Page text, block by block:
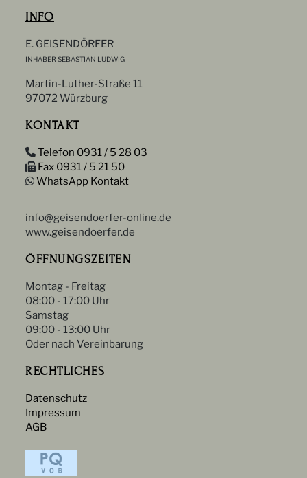
INFO
E. GEISENDÖRFER
INHABER SEBASTIAN LUDWIG
Martin-Luther-Straße 11
97072 Würzburg
KONTAKT
Telefon 0931 / 5 28 03
Fax 0931 / 5 21 50
WhatsApp Kontakt
info@geisendoerfer-online.de
www.geisendoerfer.de
ÖFFNUNGSZEITEN
Montag - Freitag
08:00 - 17:00 Uhr
Samstag
09:00 - 13:00 Uhr
Oder nach Vereinbarung
RECHTLICHES
Datenschutz
Impressum
AGB